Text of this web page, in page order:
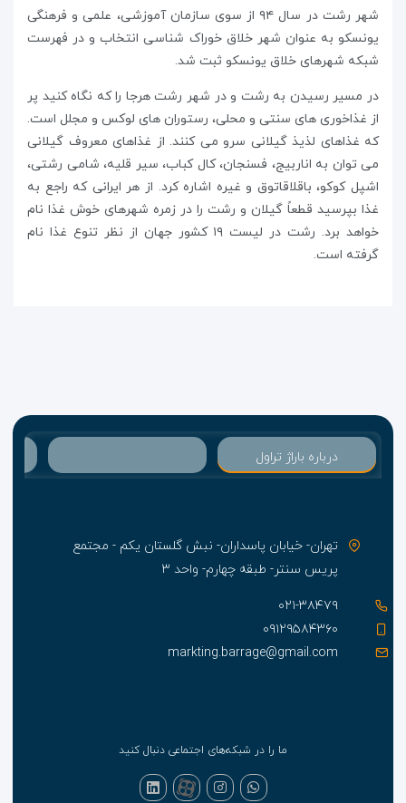
شهر رشت در سال ۹۴ از سوی سازمان آموزشی، علمی و فرهنگی
یونسکو به عنوان شهر خلاق خوراک شناسی انتخاب و در فهرست
شبکه شهر‌های خلاق یونسکو ثبت شد.
در مسیر رسیدن به رشت و در شهر رشت هرجا را که نگاه کنید پر
از غذاخوری های سنتی و محلی، رستوران های لوکس و مجلل است.
که غذاهای لذیذ گیلانی سرو می کنند. از غذاهای معروف گیلانی
می توان به اناربیج، فسنجان، کال کباب، سیر قلیه، شامی رشتی،
اشپل کوکو، باقلاقاتوق و غیره اشاره کرد. از هر ایرانی که راجع به
غذا بپرسید قطعاً گیلان و رشت را در زمره شهرهای خوش غذا نام
خواهد برد. رشت در لیست ۱۹ کشور جهان از نظر تنوع غذا نام
گرفته است.
درباره باراژ تراول
تهران- خیابان پاسداران- نبش گلستان یکم - مجتمع
پریس سنتر- طبقه چهارم- واحد ۳
۰۲۱-۳۸۴۷۹
۰۹۱۲۹۵۸۴۳۶۰
markting.barrage@gmail.com
ما را در شبکه‌های اجتماعی دنبال کنید